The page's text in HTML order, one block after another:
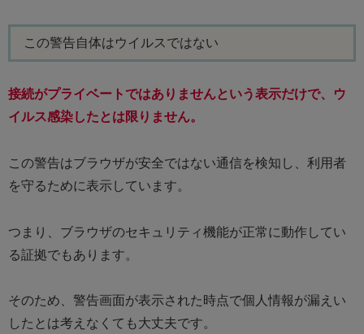
この警告自体はウイルスではない
接続がプライベートではありませんという表示だけで、ウ
イルス感染したとは限りません。
この警告はブラウザが安全ではない通信を検知し、利用者
を守るために表示しています。
つまり、ブラウザのセキュリティ機能が正常に動作してい
る証拠でもあります。
そのため、警告画面が表示された時点で個人情報が漏えい
したとは考えなくても大丈夫です。